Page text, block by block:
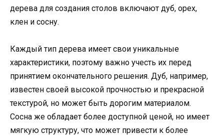
дерева для создания столов включают дуб, орех,
клен и сосну.
Каждый тип дерева имеет свои уникальные
характеристики, поэтому важно учесть их перед
принятием окончательного решения. Дуб, например,
известен своей высокой прочностью и прекрасной
текстурой, но может быть дорогим материалом.
Сосна же обладает более доступной ценой, но имеет
мягкую структуру, что может привести к более